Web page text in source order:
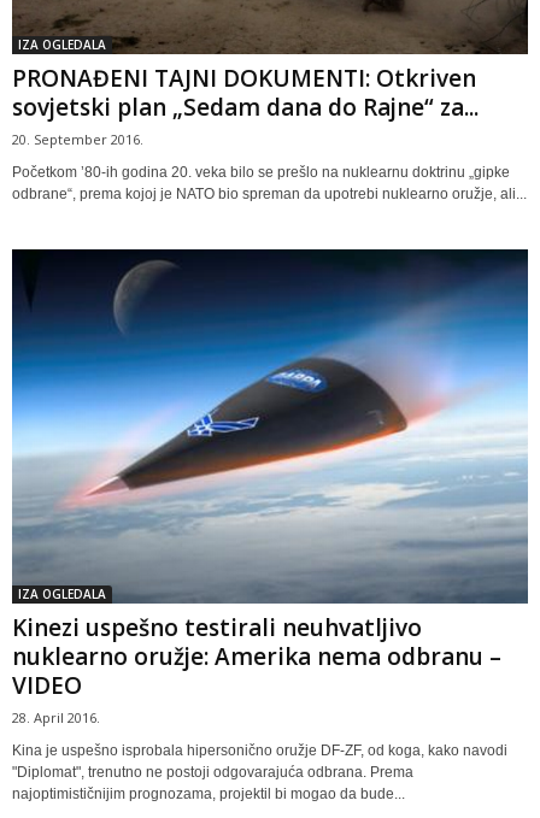
IZA OGLEDALA
PRONAĐENI TAJNI DOKUMENTI: Otkriven
sovjetski plan „Sedam dana do Rajne“ za...
20. September 2016.
Početkom ’80-ih godina 20. veka bilo se prešlo na nuklearnu doktrinu „gipke
odbrane“, prema kojoj je NATO bio spreman da upotrebi nuklearno oružje, ali...
IZA OGLEDALA
Kinezi uspešno testirali neuhvatljivo
nuklearno oružje: Amerika nema odbranu –
VIDEO
28. April 2016.
Kina je uspešno isprobala hipersonično oružje DF-ZF, od koga, kako navodi
"Diplomat", trenutno ne postoji odgovarajuća odbrana. Prema
najoptimističnijim prognozama, projektil bi mogao da bude...